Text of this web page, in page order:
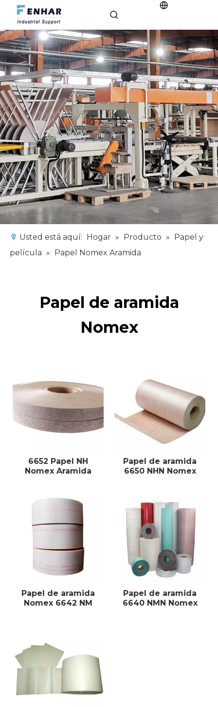
Usted está aquí: Hogar » Producto » Papel y
película » Papel Nomex Aramida
Papel de aramida
Nomex
6652 Papel NH
Nomex Aramida
Papel de aramida
6650 NHN Nomex
Papel de aramida
Nomex 6642 NM
Papel de aramida
6640 NMN Nomex